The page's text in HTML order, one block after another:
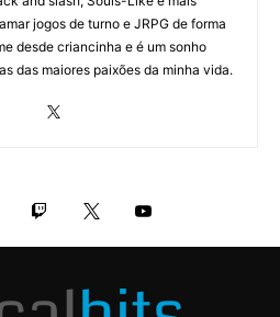
jogos de turno e JRPG de forma
desde criancinha e é um sonho
das maiores paixões da minha vida.